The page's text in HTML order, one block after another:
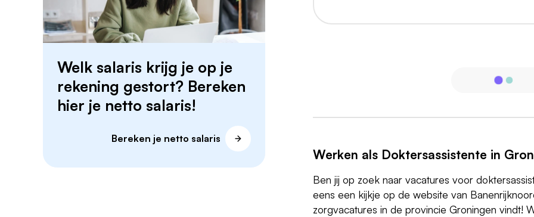
Welk salaris krijg je op je
rekening gestort? Bereken
hier je netto salaris!
Bereken je netto salaris
Werken als Doktersassistente in
Ben jij op zoek naar vacatures voor
eens een kijkje op de website van
zorgvacatures in de provincie Groningen vindt!